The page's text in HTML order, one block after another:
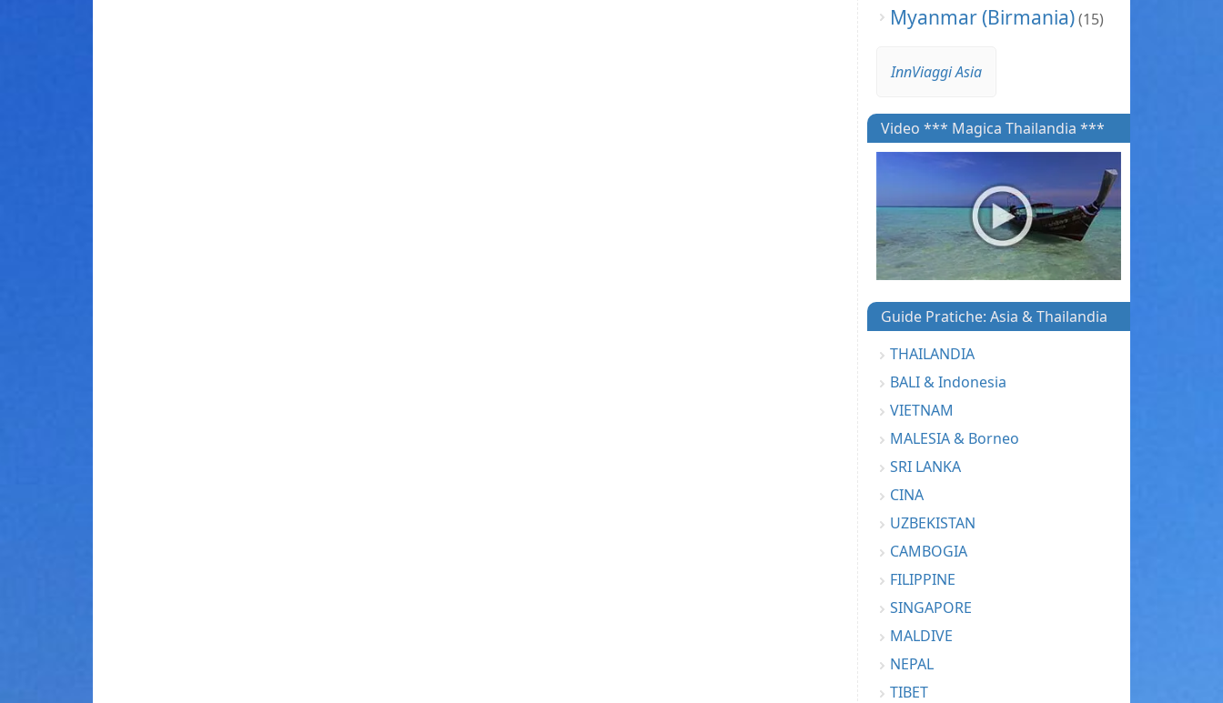
Myanmar (Birmania)(15)
InnViaggi Asia
Video *** Magica Thailandia ***
Guide Pratiche: Asia & Thailandia
THAILANDIA
BALI & Indonesia
VIETNAM
MALESIA & Borneo
SRI LANKA
CINA
UZBEKISTAN
CAMBOGIA
FILIPPINE
SINGAPORE
MALDIVE
NEPAL
TIBET